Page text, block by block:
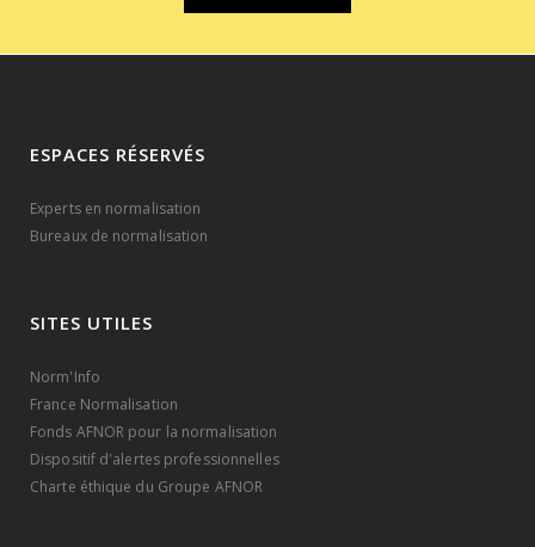
ESPACES RÉSERVÉS
Experts en normalisation
Bureaux de normalisation
SITES UTILES
Norm'Info
France Normalisation
Fonds AFNOR pour la normalisation
Dispositif d'alertes professionnelles
Charte éthique du Groupe AFNOR